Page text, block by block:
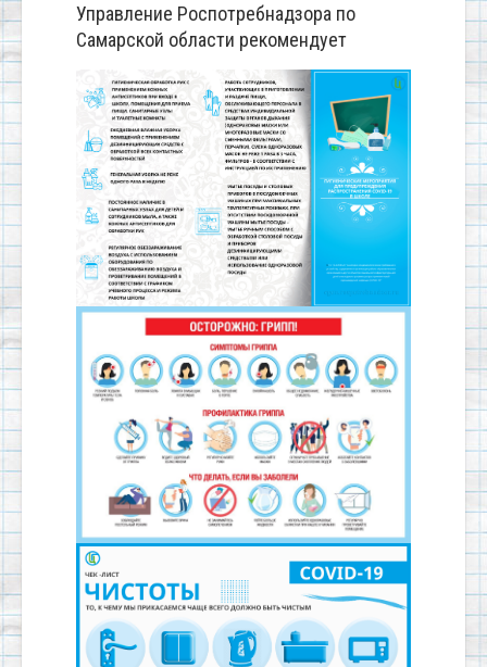
Управление Роспотребнадзора по
Самарской области рекомендует